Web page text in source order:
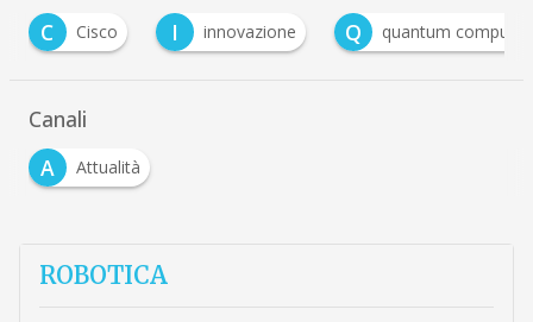
Cisco innovazione Q quantum computing
Canali
A
Attualità
ROBOTICA